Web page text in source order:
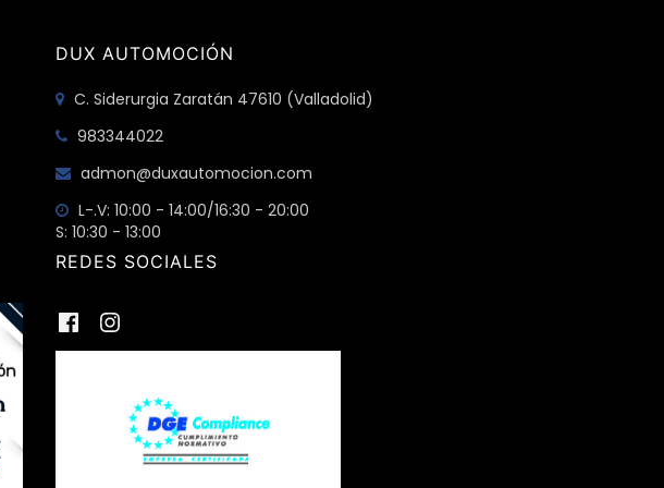
DUX AUTOMOCIÓN
C. Siderurgia Zaratán 47610 (Valladolid)
983344022
admon@duxautomocion.com
L-.V: 10:00 - 14:00/16:30 - 20:00
S: 10:30 - 13:00
REDES SOCIALES